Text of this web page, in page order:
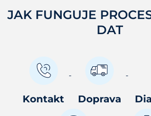
JAK FUNGUJE
DAT
Kontakt Doprava